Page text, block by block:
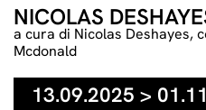
NICOLAS
a cura di Nicolas Deshayes,
Mcdonald
13.09.2025 >